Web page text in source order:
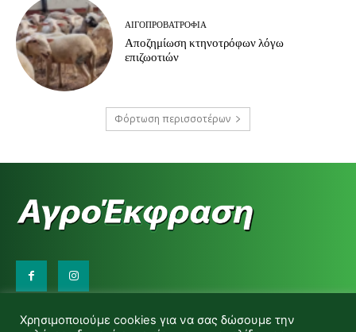
ΑΙΓΟΠΡΟΒΑΤΡΟΦΊΑ
Αποζημίωση κτηνοτρόφων λόγω
επιζωοτιών
Φόρτωση περισσοτέρων
d.makas@yahoo.gr
Χρησιμοποιούμε cookies για να σας δώσουμε την